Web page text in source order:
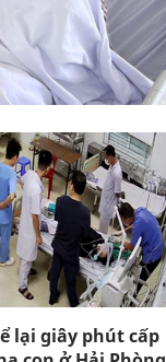
lại giây phút cấp